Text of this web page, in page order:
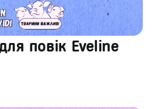
повік Eveline